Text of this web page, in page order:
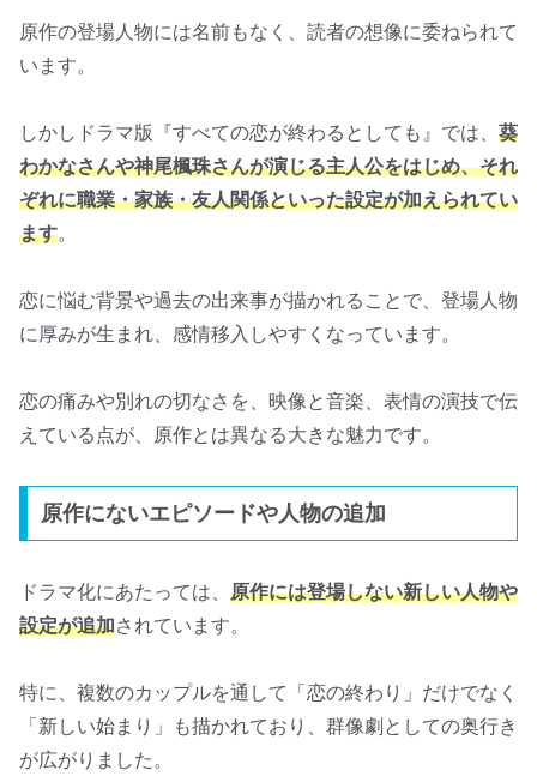
原作の登場人物には名前もなく、読者の想像に委ねられて
います。
しかしドラマ版『すべての恋が終わるとしても』では、 葵
わかなさんや神尾楓珠さんが演じる主人公をはじめ、それ
ぞれに職業・家族・友人関係といった設定が加えられてい
ます。
恋に悩む背景や過去の出来事が描かれることで、登場人物
に厚みが生まれ、感情移入しやすくなっています。
恋の痛みや別れの切なさを、映像と音楽、表情の演技で伝
えている点が、原作とは異なる大きな魅力です。
原作にないエピソードや人物の追加
ドラマ化にあたっては、 原作には登場しない新しい人物や
設定が追加されています。
特に、複数のカップルを通して「恋の終わり」だけでなく
「新しい始まり」も描かれており、群像劇としての奥行き
が広がりました。